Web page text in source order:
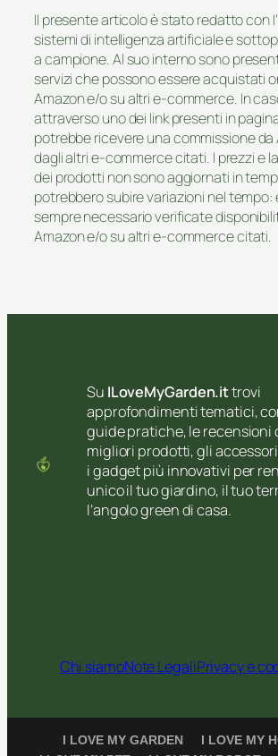
Il presente articolo è stato redatto con
sistemi di intelligenza artificiale e
a campione. Al suo interno sono
servizi che possono essere acquistati
Amazon e/o su altri e-commerce. In
attraverso uno dei link presenti in
potrebbe ricevere una commissione da
dagli altri e-commerce citati. I prezzi e
dei prodotti non sono aggiornati in
potrebbero subire variazioni nel tempo:
sempre necessario verificate
Amazon e/o su altri e-commerce citati.
Su ILoveMyGarden.ittrovi
approfondimenti tematici,
guide pratiche, le recensioni
migliori prodotti, gli
i gadget più innovativi per
unico il tuo giardino, il tuo
l’angolo green di casa.
Chi siamoNote LegaliPrivacy e
I LOVE MY GARDEN
I LOVE MY